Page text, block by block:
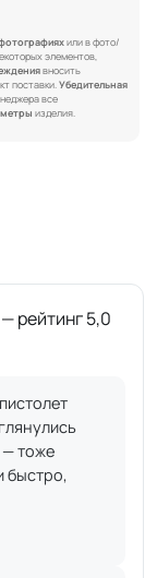
или в фото/
элементов,
вносить
поставки.Убедительная
все
изделия.
— рейтинг 5,0
— тоже
быстро,